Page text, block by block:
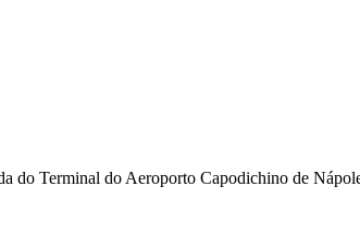
do Terminal do Aeroporto Capodichino de